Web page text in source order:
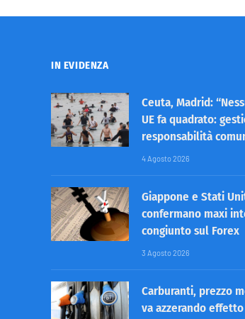
IN EVIDENZA
Ceuta, Madrid:
UE fa quadrato:
responsabilità
4 Agosto 2026
Giappone e Stati
confermano maxi
congiunto sul Forex
3 Agosto 2026
Carburanti, prezzo
va azzerando